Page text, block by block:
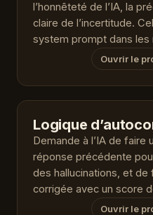
l’honnêteté de l’IA, la
claire de l’incertitude.
system prompt dans
Ouvrir le
Logique
Demande à l’IA de faire
réponse précédente
des hallucinations, et de
corrigée avec un score
Ouvrir le